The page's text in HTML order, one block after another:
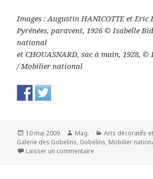
Images : Augustin HANICOTTE et Eric
Pyrénées, paravent, 1926 © Isabelle
national
et CHOUASNARD, sac à main, 1928, ©
/ Mobilier national
Publié
le
10 mai 2009 Auteur
Mag. Catégories
Arts décoratifs
Galerie des Gobelins, Gobelins, Mobilier
Laisser un commentaire